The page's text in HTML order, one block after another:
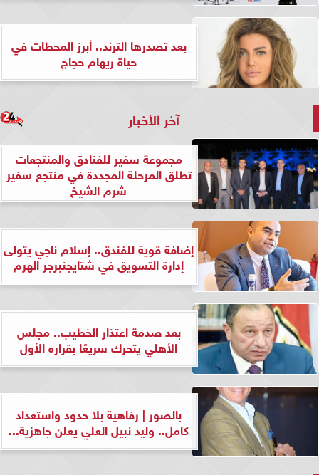
بعد تصدرها الترند.. أبرز المحطات في
حياة ريهام حجاج
آخر الأخبار
مجموعة سفير للفنادق والمنتجعات
تطلق المرحلة المجددة في منتجع سفير
شرم الشيخ
إضافة قوية للفندق.. إسلام ناجي يتولى
إدارة التسويق في شتايجنبرجر الهرم
بعد صدمة اعتذار الخطيب.. مجلس
الأهلي يتحرك سريعًا بقراره الأول
بالصور | رفاهية بلا حدود واستعداد
كامل.. وليد نبيل العلي يعلن جاهزية...